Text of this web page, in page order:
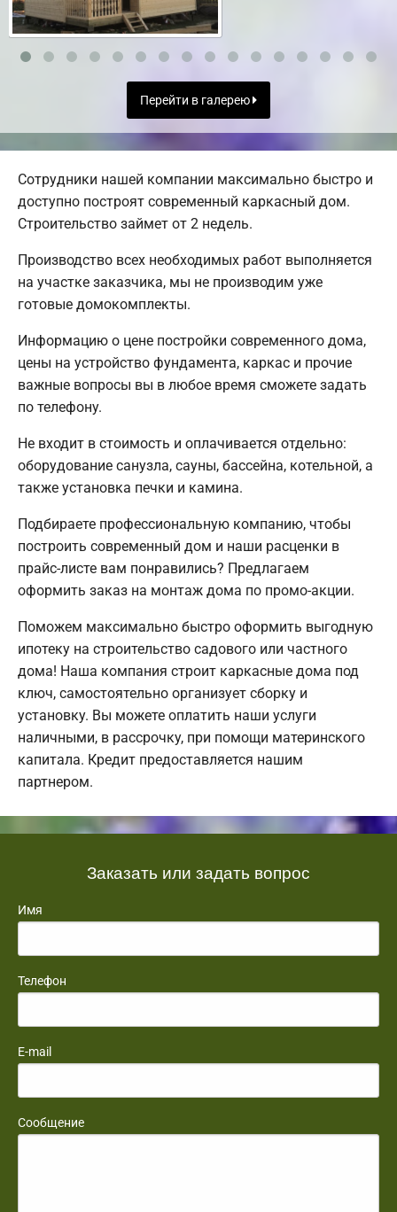
Перейти в галерею
Сотрудники нашей компании максимально быстро и
доступно построят современный каркасный дом.
Строительство займет от 2 недель.
Производство всех необходимых работ выполняется
на участке заказчика, мы не производим уже
готовые домокомплекты.
Информацию о цене постройки современного дома,
цены на устройство фундамента, каркас и прочие
важные вопросы вы в любое время сможете задать
по телефону.
Не входит в стоимость и оплачивается отдельно:
оборудование санузла, сауны, бассейна, котельной, а
также установка печки и камина.
Подбираете профессиональную компанию, чтобы
построить современный дом и наши расценки в
прайс-листе вам понравились? Предлагаем
оформить заказ на монтаж дома по промо-акции.
Поможем максимально быстро оформить выгодную
ипотеку на строительство садового или частного
дома! Наша компания строит каркасные дома под
ключ, самостоятельно организует сборку и
установку. Вы можете оплатить наши услуги
наличными, в рассрочку, при помощи материнского
капитала. Кредит предоставляется нашим
партнером.
Заказать или задать вопрос
Имя
Телефон
E-mail
Сообщение